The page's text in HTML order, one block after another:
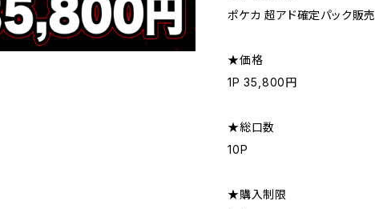
ポケカ 超アド確定パック販売
★価格
1P 35,800円
★総口数
10P
★購入制限